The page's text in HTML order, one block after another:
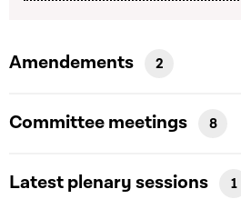
Amendements 2
Committee meetings 8
Latest plenary sessions 1